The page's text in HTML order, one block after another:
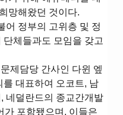
망해왔던 것이다.
어 정부의 고위층 및 정
체들과도 모임을 갖고
제담당 간사인 다윈 엪
대표하여 오코트, 남
네덜란드의 종교간개발
가 포함됐으며, 이들은